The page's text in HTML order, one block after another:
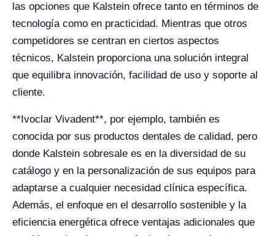
las opciones que Kalstein ofrece tanto en términos de
tecnología como en practicidad. Mientras que otros
competidores se centran en ciertos aspectos
técnicos, Kalstein proporciona una solución integral
que equilibra innovación, facilidad de uso y soporte al
cliente.
**Ivoclar Vivadent**, por ejemplo, también es
conocida por sus productos dentales de calidad, pero
donde Kalstein sobresale es en la diversidad de su
catálogo y en la personalización de sus equipos para
adaptarse a cualquier necesidad clínica específica.
Además, el enfoque en el desarrollo sostenible y la
eficiencia energética ofrece ventajas adicionales que